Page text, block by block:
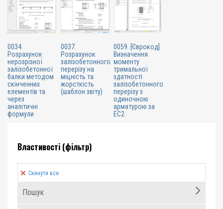
0034.
Розрахунок
нерозрізної
залізобетонної
балки методом
скінченних
елементів та
через
аналітичні
формули
0037.
Розрахунок
залізобетонного
перерізу на
міцність та
жорсткість
(шаблон звіту)
0059. [Єврокод]
Визначення
моменту
тримальної
здатності
залізобетонного
перерізу з
одиночною
арматурою за
EC2
Властивості (фільтр)
Скинути все
Пошук